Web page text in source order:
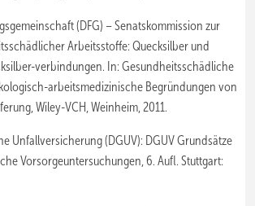
(DFG) – Senatskommission zur
Arbeitsstoffe: Quecksilber und
verbindungen. In: Gesundheitsschädliche
arbeitsmedizinische Begründungen von
Wiley-VCH, Weinheim, 2011.
Unfallversicherung (DGUV): DGUV Grundsätze
Vorsorgeuntersuchungen, 6. Aufl. Stuttgart: